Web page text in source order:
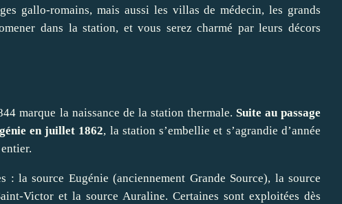
gallo-romains, mais aussi les villas de médecin, les grands
dans la station, et vous serez charmé par leurs décors
marque la naissance de la station thermale. Suite au passage
en juillet 1862, la station s’embellie et s’agrandie d’année
: la source Eugénie (anciennement Grande Source), la source
Victor et la source Auraline. Certaines sont exploitées dès